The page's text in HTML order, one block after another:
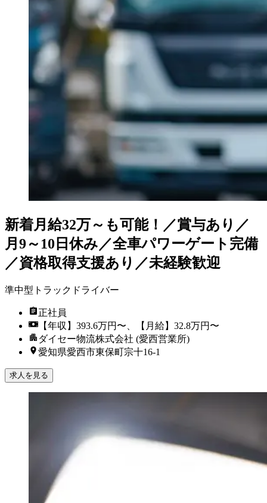
新着月給32万～も可能！／賞与あり／
月9～10日休み／全車パワーゲート完備
／資格取得支援あり／未経験歓迎
準中型トラックドライバー
正社員
【年収】393.6万円〜、【月給】32.8万円〜
ダイセー物流株式会社 (愛西営業所)
愛知県愛西市東保町宗十16-1
求人を見る